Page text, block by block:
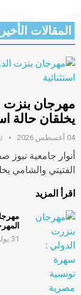
المقالات
مهرجان بنزت
يخلقان حالة
04 أغسطس 2026
أنوار جامعية
الفتيتي والشامي
اقرأ المزيد
31 يوليو 2026